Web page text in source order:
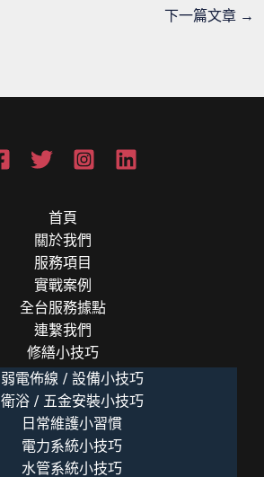
下一篇文章 →
首頁
關於我們
服務項目
實戰案例
全台服務據點
連繫我們
修繕小技巧
弱電佈線 / 設備小技巧
衛浴 / 五金安裝小技巧
日常維護小習慣
電力系統小技巧
水管系統小技巧